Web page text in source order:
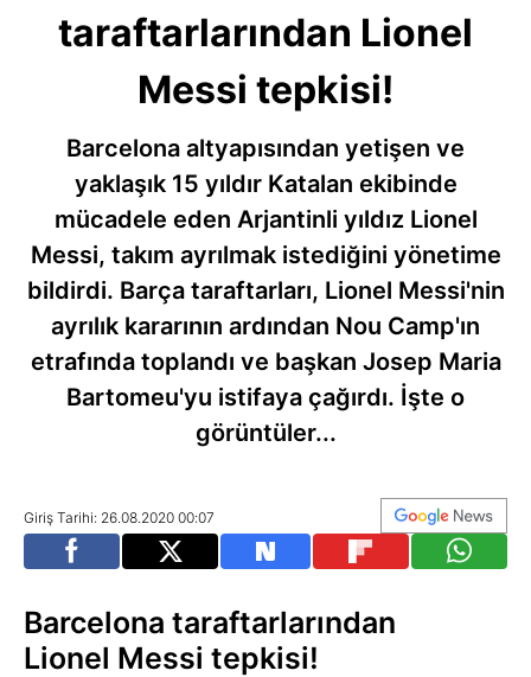
taraftarlarından Lionel
Messi tepkisi!
Barcelona altyapısından yetişen ve
yaklaşık 15 yıldır Katalan ekibinde
mücadele eden Arjantinli yıldız Lionel
Messi, takım ayrılmak istediğini yönetime
bildirdi. Barça taraftarları, Lionel Messi'nin
ayrılık kararının ardından Nou Camp'ın
etrafında toplandı ve başkan Josep Maria
Bartomeu'yu istifaya çağırdı. İşte o
görüntüler...
Giriş Tarihi: 26.08.2020 00:07
Barcelona taraftarlarından
Lionel Messi tepkisi!